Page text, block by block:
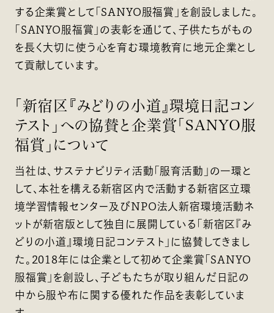
する企業賞として「SANYO服福賞」を創設しました。
「SANYO服福賞」の表彰を通じて、子供たちがもの
を長く大切に使う心を育む環境教育に地元企業とし
て貢献しています。
「新宿区『みどりの小道』環境日記コン
テスト」への協賛と企業賞「SANYO服
福賞」について
当社は、サステナビリティ活動「服育活動」の一環と
して、本社を構える新宿区内で活動する新宿区立環
境学習情報センター及びNPO法人新宿環境活動ネ
ットが新宿版として独自に展開している「新宿区『み
どりの小道』環境日記コンテスト」に協賛してきまし
た。2018年には企業として初めて企業賞「SANYO
服福賞」を創設し、子どもたちが取り組んだ日記の
中から服や布に関する優れた作品を表彰していま